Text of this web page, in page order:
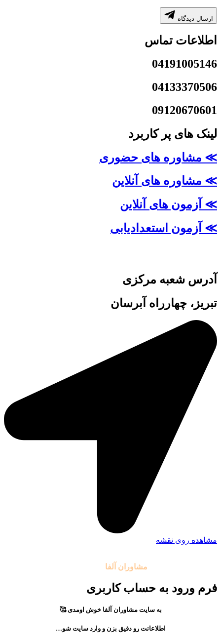
ارسال دیدگاه
اطلاعات تماس
04191005146
04133370506
09120670601
لینک های پر کاربرد
≫ مشاوره های حضوری
≫ مشاوره های آنلاین
≫ آزمون های آنلاین
≫ آزمون استعدادیابی
آدرس شعبه مرکزی
تبریز، چهارراه آبرسان
مشاهده روی نقشه
مشاوران آلفا
فرم ورود به حساب کاربری
به سایت مشاوران آلفا خوش اومدی 🥰
اطلاعاتت رو دقیق بزن و وارد سایت شو…